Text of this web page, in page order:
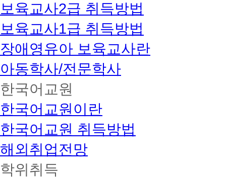
보육교사2급 취득방법
보육교사1급 취득방법
장애영유아 보육교사란
아동학사/전문학사
한국어교원
한국어교원이란
한국어교원 취득방법
해외취업전망
학위취득